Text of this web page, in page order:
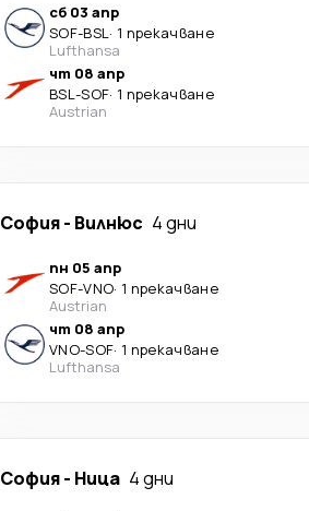
сб 03 апр
SOF-BSL· 1 прекачване
Lufthansa
чт 08 апр
BSL-SOF· 1 прекачване
Austrian
София- Вилнюс 4 дни
пн 05 апр
SOF-VNO· 1 прекачване
Austrian
чт 08 апр
VNO-SOF· 1 прекачване
Lufthansa
София- Ница 4 дни